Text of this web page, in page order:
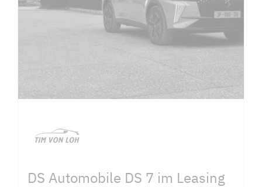
DS Automobile DS 7 im Leasing